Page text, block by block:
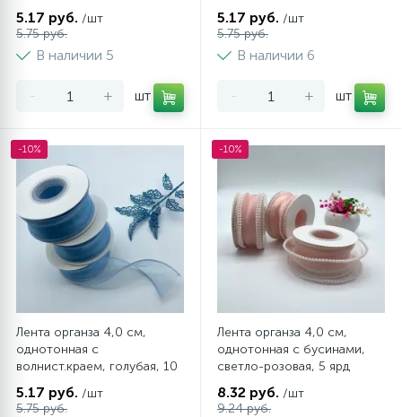
сиреневая, 10 ярд (9,14 м)
5.17 руб. /шт
5.75 руб.
В наличии 5
- + шт
ярд (9,14 м)
5.17 руб. /шт
5.75 руб.
В наличии 6
- + шт
-10%
Лента органза 4,0 см,
однотонная с
волнист.краем, голубая, 10
ярд (9,14 м)
5.17 руб. /шт
5.75 руб.
-10%
Лента органза 4,0 см,
однотонная с бусинами,
светло-розовая, 5 ярд
8.32 руб. /шт
9.24 руб.